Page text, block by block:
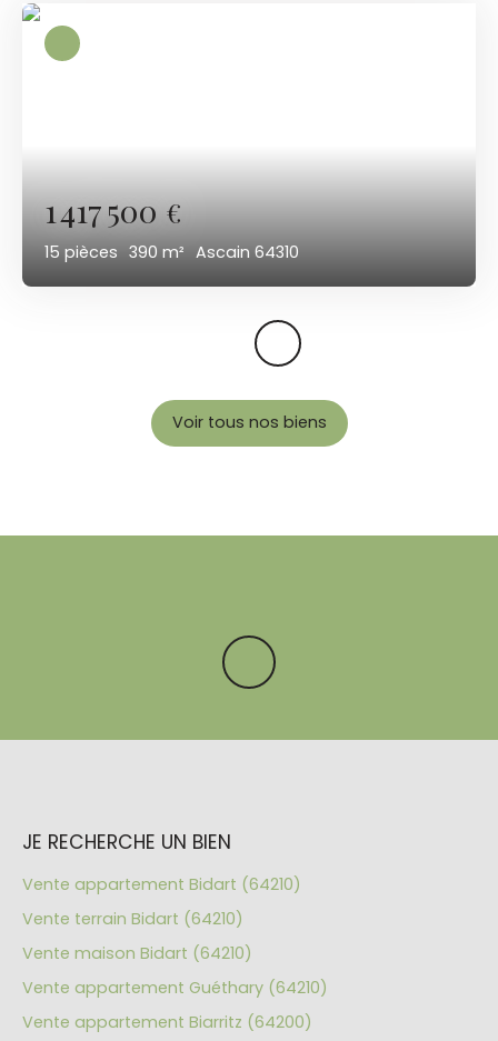
1 417 500€
15 pièces 390 m² Ascain 64310
Voir tous nos biens
JE RECHERCHE UN BIEN
Vente appartement Bidart (64210)
Vente terrain Bidart (64210)
Vente maison Bidart (64210)
Vente appartement Guéthary (64210)
Vente appartement Biarritz (64200)